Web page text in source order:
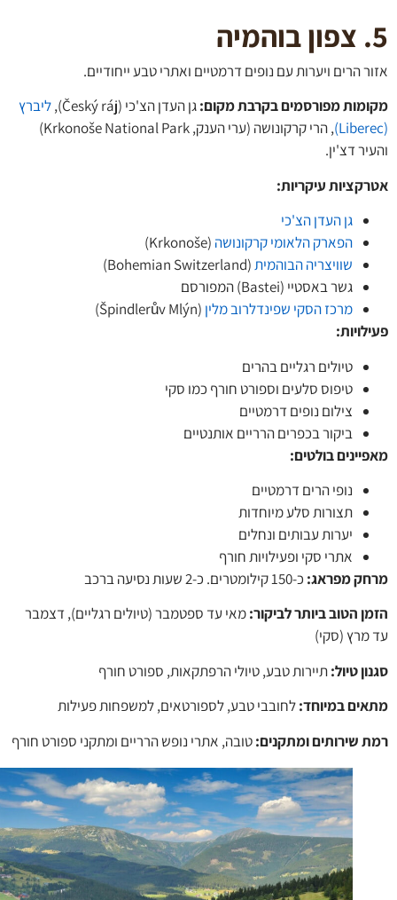
הרים ויערות עם נופים דרמטיים ואתרי טבע ייחודיים.
מפורסמים בקרבת מקום:גן העדן הצ'כי (Český ráj),
ליברץ
, הרי קרקונושה (ערי הענק, Krkonoše National Park)
דצ'ין.
עיקריות:
גן העדן הצ'כי
הפארק הלאומי קרקונושה(Krkonoše)
שוויצריה הבוהמית(Bohemian Switzerland)
גשר באסטיי (Bastei) המפורסם
מרכז הסקי שפינדלרוב מלין(Špindlerův Mlýn)
:
טיולים רגליים בהרים
טיפוס סלעים וספורט חורף כמו סקי
צילום נופים דרמטיים
ביקור בכפרים הרריים אותנטיים
בולטים:
נופי הרים דרמטיים
תצורות סלע מיוחדות
יערות עבותים ונחלים
אתרי סקי ופעילויות חורף
מפראג:כ-150 קילומטרים. כ-2 שעות נסיעה ברכב
הטוב ביותר לביקור:מאי עד ספטמבר (טיולים רגליים), דצמבר
(סקי)
טיול:תיירות טבע, טיולי הרפתקאות, ספורט חורף
במיוחד:לחובבי טבע, לספורטאים, למשפחות פעילות
שירותים ומתקנים:טובה, אתרי נופש הרריים ומתקני ספורט חורף